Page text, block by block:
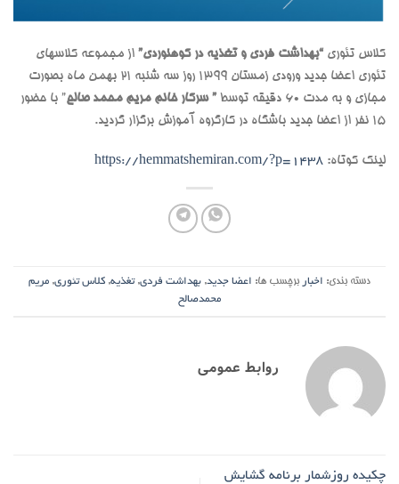
کلاس تئوری “بهداشت فردی و تغذیه در کوهنوردی” از مجموعه کلاسهای
تئوری اعضا جدید ورودی زمستان 1399 روز سه شنبه 21 بهمن ماه بصورت
مجازی و به مدت 60 دقیقه توسط
” سرکار خانم مریم محمد صالح” با حضور
15 نفر از اعضا جدید باشگاه در کارگروه آموزش برگزار گردید.
لینک کوتاه: https://hemmatshemiran.com/?p=1438
دسته بندی: اخبار برچسب ها: اعضا جدید, بهداشت فردی,تغذیه, کلاس تئوری, مریم
محمدصالح
روابط عمومی
چکیده روزشمار برنامه گشایش